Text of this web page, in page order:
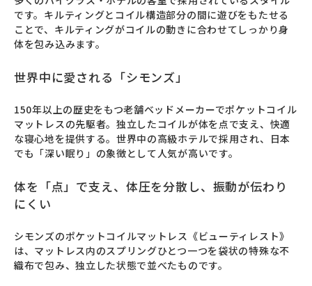
です。キルティングとコイル構造部分の間に遊びをもたせる
ことで、キルティングがコイルの動きに合わせてしっかり身
体を包み込みます。
世界中に愛される「シモンズ」
150年以上の歴史をもつ老舗ベッドメーカーでポケットコイル
マットレスの先駆者。独立したコイルが体を点で支え、快適
な寝心地を提供する。世界中の高級ホテルで採用され、日本
でも「深い眠り」の象徴として人気が高いです。
体を「点」で支え、体圧を分散し、振動が伝わり
にくい
シモンズのポケットコイルマットレス《ビューティレスト》
は、マットレス内のスプリングひとつ一つを袋状の特殊な不
織布で包み、独立した状態で並べたものです。